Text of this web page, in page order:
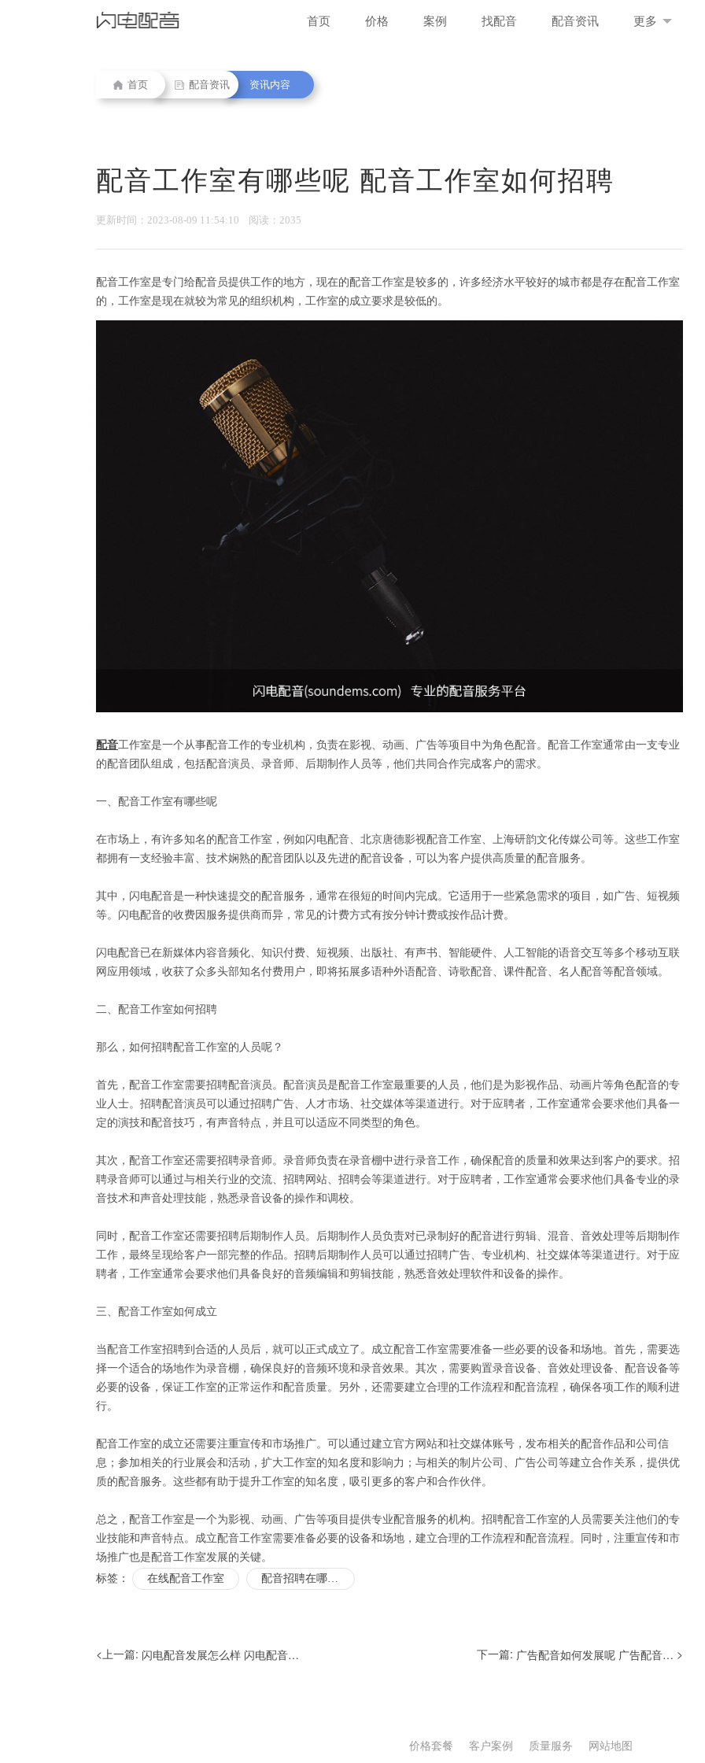
首页 价格 案例 找配音 配音资讯 更多
首页 配音资讯 资讯内容
配音工作室有哪些呢 配音工作室如何招聘
更新时间：2023-08-09 11:54:10 阅读：2035
配音工作室是专门给配音员提供工作的地方，现在的配音工作室是较多的，许多经济水平较好的城市都是存在配音工作室
的，工作室是现在就较为常见的组织机构，工作室的成立要求是较低的。
配音工作室是一个从事配音工作的专业机构，负责在影视、动画、广告等项目中为角色配音。配音工作室通常由一支专业
的配音团队组成，包括配音演员、录音师、后期制作人员等，他们共同合作完成客户的需求。
一、配音工作室有哪些呢
在市场上，有许多知名的配音工作室，例如闪电配音、北京唐德影视配音工作室、上海研韵文化传媒公司等。这些工作室
都拥有一支经验丰富、技术娴熟的配音团队以及先进的配音设备，可以为客户提供高质量的配音服务。
其中，闪电配音是一种快速提交的配音服务，通常在很短的时间内完成。它适用于一些紧急需求的项目，如广告、短视频
等。闪电配音的收费因服务提供商而异，常见的计费方式有按分钟计费或按作品计费。
闪电配音已在新媒体内容音频化、知识付费、短视频、出版社、有声书、智能硬件、人工智能的语音交互等多个移动互联
网应用领域，收获了众多头部知名付费用户，即将拓展多语种外语配音、诗歌配音、课件配音、名人配音等配音领域。
二、配音工作室如何招聘
那么，如何招聘配音工作室的人员呢？
首先，配音工作室需要招聘配音演员。配音演员是配音工作室最重要的人员，他们是为影视作品、动画片等角色配音的专
业人士。招聘配音演员可以通过招聘广告、人才市场、社交媒体等渠道进行。对于应聘者，工作室通常会要求他们具备一
定的演技和配音技巧，有声音特点，并且可以适应不同类型的角色。
其次，配音工作室还需要招聘录音师。录音师负责在录音棚中进行录音工作，确保配音的质量和效果达到客户的要求。招
聘录音师可以通过与相关行业的交流、招聘网站、招聘会等渠道进行。对于应聘者，工作室通常会要求他们具备专业的录
音技术和声音处理技能，熟悉录音设备的操作和调校。
同时，配音工作室还需要招聘后期制作人员。后期制作人员负责对已录制好的配音进行剪辑、混音、音效处理等后期制作
工作，最终呈现给客户一部完整的作品。招聘后期制作人员可以通过招聘广告、专业机构、社交媒体等渠道进行。对于应
聘者，工作室通常会要求他们具备良好的音频编辑和剪辑技能，熟悉音效处理软件和设备的操作。
三、配音工作室如何成立
当配音工作室招聘到合适的人员后，就可以正式成立了。成立配音工作室需要准备一些必要的设备和场地。首先，需要选
择一个适合的场地作为录音棚，确保良好的音频环境和录音效果。其次，需要购置录音设备、音效处理设备、配音设备等
必要的设备，保证工作室的正常运作和配音质量。另外，还需要建立合理的工作流程和配音流程，确保各项工作的顺利进
行。
配音工作室的成立还需要注重宣传和市场推广。可以通过建立官方网站和社交媒体账号，发布相关的配音作品和公司信
息；参加相关的行业展会和活动，扩大工作室的知名度和影响力；与相关的制片公司、广告公司等建立合作关系，提供优
质的配音服务。这些都有助于提升工作室的知名度，吸引更多的客户和合作伙伴。
总之，配音工作室是一个为影视、动画、广告等项目提供专业配音服务的机构。招聘配音工作室的人员需要关注他们的专
业技能和声音特点。成立配音工作室需要准备必要的设备和场地，建立合理的工作流程和配音流程。同时，注重宣传和市
场推广也是配音工作室发展的关键。
标签： 在线配音工作室
<上一篇: 闪电配音发展怎么样 闪电配音如何收费 下一篇: 广告配音如何发展呢 广告配音的价格如何计算 >
价格套餐 客户案例 质量服务 网站地图